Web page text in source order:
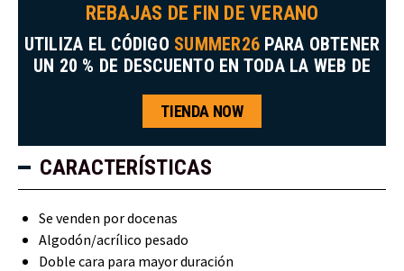
REBAJAS DE FIN DE VERANO
UTILIZA EL CÓDIGO SUMMER26 PARA OBTENER
UN 20 % DE DESCUENTO EN TODA LA WEB DE
TIENDA NOW
CARACTERÍSTICAS
Se venden por docenas
Algodón/acrílico pesado
Doble cara para mayor duración